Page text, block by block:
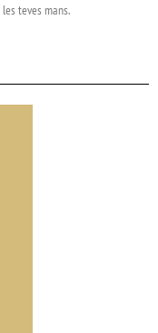
teves mans.